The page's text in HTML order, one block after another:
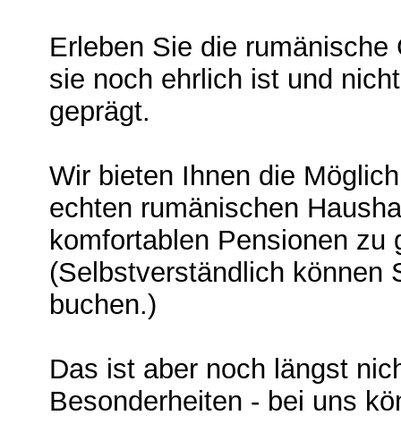
Erleben Sie die
sie noch ehrlich ist und
geprägt.
Wir bieten Ihnen die
echten rumänischen
komfortablen Pensionen zu
(Selbstverständlich können
buchen.)
Das ist aber noch längst
Besonderheiten - bei uns